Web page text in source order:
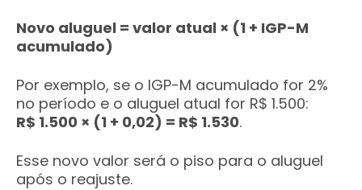
Novo aluguel = valor atual × (1 + IGP-M
acumulado)
Por exemplo, se o IGP-M acumulado for 2%
no período e o aluguel atual for R$ 1.500:
R$ 1.500 × (1 + 0,02) = R$ 1.530.
Esse novo valor será o piso para o aluguel
após o reajuste.